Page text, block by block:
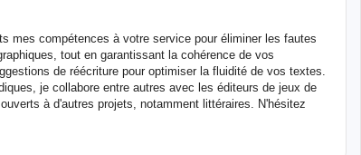
mes compétences à votre service pour éliminer les fautes
tout en garantissant la cohérence de vos
de réécriture pour optimiser la fluidité de vos textes.
je collabore entre autres avec les éditeurs de jeux de
à d'autres projets, notamment littéraires. N'hésitez